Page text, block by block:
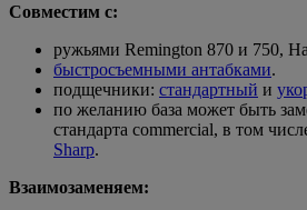
Совместим с:
ружьями Remington 870 и 750,
быстросъемными антабками.
подщечники: стандартный и
по желанию база может быть
стандарта commercial, в том
Sharp.
Взаимозаменяем: